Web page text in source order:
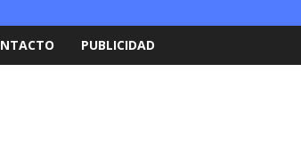
PUBLICIDAD